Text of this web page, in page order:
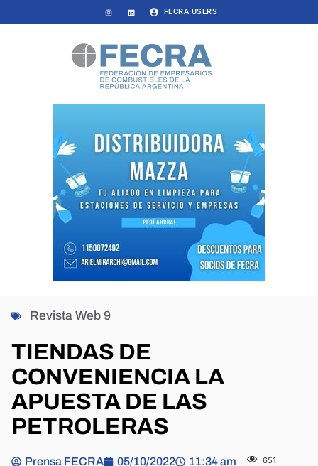
FECRA USERS
Revista Web 9
TIENDAS DE
CONVENIENCIA LA
APUESTA DE LAS
PETROLERAS
Prensa FECRA 05/10/2022 11:34 am 651